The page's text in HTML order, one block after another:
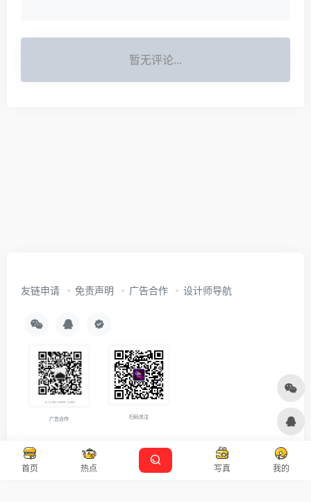
暂无评论...
首页 热点 写真 我的
友链申请 免责声明 广告合作 设计师导航
广告合作 扫码关注
Copyright © 2026沪ICP备2021007899号-5 Designed by 设计资源